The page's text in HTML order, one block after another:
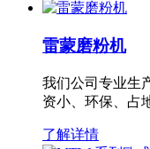
雷蒙磨粉机
我们公司专业生
资小、环保、占
了解详情